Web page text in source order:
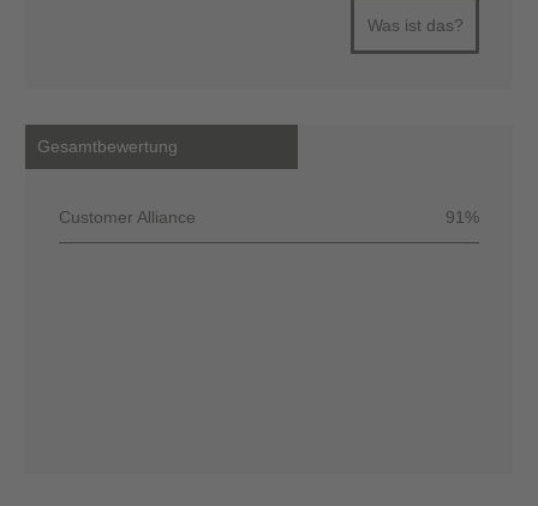
Was ist das?
Gesamtbewertung
Customer Alliance 91%